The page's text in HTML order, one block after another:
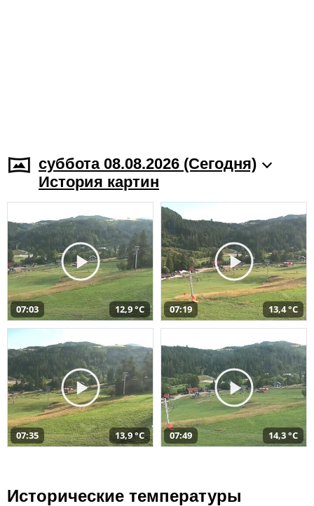
суббота 08.08.2026 (Cегодня)
История картин
07:03 12,9 °C 07:19 13,4 °C
07:35 13,9 °C 07:49 14,3 °C
Исторические температуры